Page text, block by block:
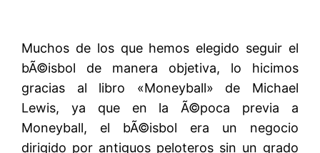
Muchos de los que hemos elegido seguir el
bÃ©isbol de manera objetiva, lo hicimos
gracias al libro «Moneyball» de Michael
Lewis, ya que en la Ã©poca previa a
Moneyball, el bÃ©isbol era un negocio
dirigido por antiguos peloteros sin un grado